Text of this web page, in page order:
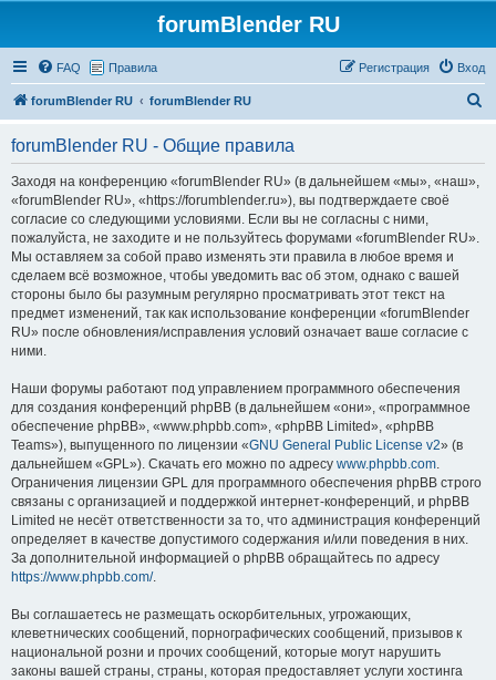
forumBlender RU
FAQ Правила Вход
Регистрация
forumBlender RU forumBlender RU
forumBlender RU - Общие правила
Заходя на конференцию «forumBlender RU» (в дальнейшем «мы», «наш»,
«forumBlender RU», «https://forumblender.ru»), вы подтверждаете своё
согласие со следующими условиями. Если вы не согласны с ними,
пожалуйста, не заходите и не пользуйтесь форумами «forumBlender RU».
Мы оставляем за собой право изменять эти правила в любое время и
сделаем всё возможное, чтобы уведомить вас об этом, однако с вашей
стороны было бы разумным регулярно просматривать этот текст на
предмет изменений, так как использование конференции «forumBlender
RU» после обновления/исправления условий означает ваше согласие с
ними.
Наши форумы работают под управлением программного обеспечения
для создания конференций phpBB (в дальнейшем «они», «программное
обеспечение phpBB», «www.phpbb.com», «phpBB Limited», «phpBB
Teams»), выпущенного по лицензии «GNU General Public License v2» (в
дальнейшем «GPL»). Скачать его можно по адресу www.phpbb.com.
Ограничения лицензии GPL для программного обеспечения phpBB строго
связаны с организацией и поддержкой интернет-конференций, и phpBB
Limited не несёт ответственности за то, что администрация конференций
определяет в качестве допустимого содержания и/или поведения в них.
За дополнительной информацией о phpBB обращайтесь по адресу
https://www.phpbb.com/.
Вы соглашаетесь не размещать оскорбительных, угрожающих,
клеветнических сообщений, порнографических сообщений, призывов к
национальной розни и прочих сообщений, которые могут нарушить
законы вашей страны, страны, которая предоставляет услуги хостинга